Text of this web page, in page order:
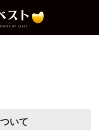
いて